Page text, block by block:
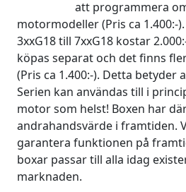
att programmera
motormodeller (Pris ca 1.400:-
3xxG18 till 7xxG18 kostar
köpas separat och det finns
(Pris ca 1.400:-). Detta betyder
Serien kan användas till i
motor som helst! Boxen har
andrahandsvärde i framtiden.
garantera funktionen på
boxar passar till alla idag
marknaden.